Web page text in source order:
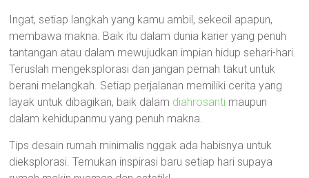
Ingat, setiap langkah yang kamu ambil, sekecil apapun,
membawa makna. Baik itu dalam dunia karier yang penuh
tantangan atau dalam mewujudkan impian hidup sehari-hari.
Teruslah mengeksplorasi dan jangan pernah takut untuk
berani melangkah. Setiap perjalanan memiliki cerita yang
layak untuk dibagikan, baik dalam diahrosanti maupun
dalam kehidupanmu yang penuh makna.
Tips desain rumah minimalis nggak ada habisnya untuk
dieksplorasi. Temukan inspirasi baru setiap hari supaya